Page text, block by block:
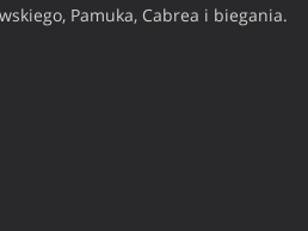
Pamuka, Cabrea i biegania.